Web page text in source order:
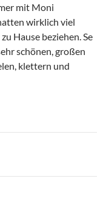
mit Moni
wirklich viel
Hause beziehen. Se
schönen, großen
klettern und